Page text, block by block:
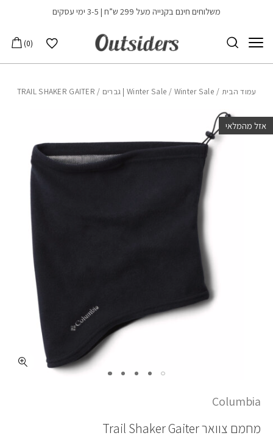
Skip to Contentמשלוחים חינם בקנייה מעל 299 ש”ח | 3-5 ימי עסקים
הרשימה שלי
0
עמוד הבית /
Winter Sale / Winter Sale | גברים / TRAIL SHAKER GAITER
Columbia
מחמם צווארTrail Shaker Gaiter
אזל מהמלאי